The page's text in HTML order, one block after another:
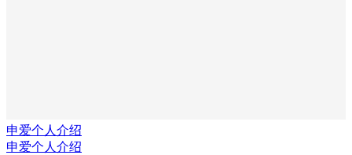
申爱个人介绍
申爱个人介绍